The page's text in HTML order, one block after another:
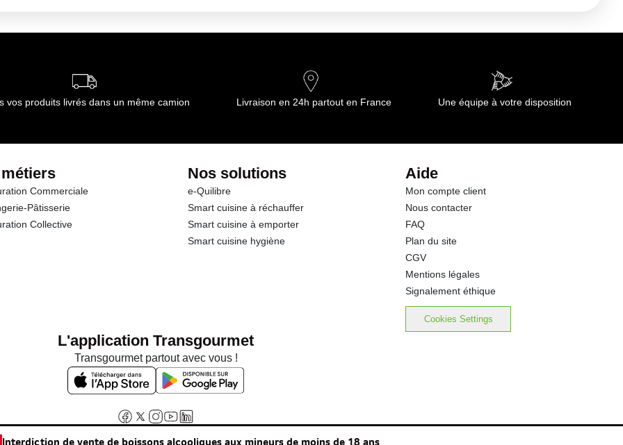
de Transgourmet Opérations
vos produits livrés dans un même camion Livraison en 24h partout en France Une équipe à votre disposition
Commerciale
Pâtisserie
Collective
Nos solutions
e-Quilibre
Smart cuisine à réchauffer
Smart cuisine à emporter
Smart cuisine hygiène
Aide
Mon compte client
Nous contacter
FAQ
Plan du site
CGV
Mentions légales
Signalement éthique
Cookies Settings
L'application Transgourmet
Transgourmet partout avec vous !
Interdiction de vente de boissons alcooliques aux mineurs de moins de 18 ans